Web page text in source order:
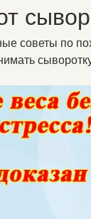
советы по